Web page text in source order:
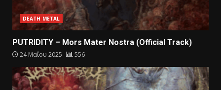
DEATH METAL
PUTRIDITY – Mors Mater Nostra (Official Track)
24 Μαΐου 2025 556